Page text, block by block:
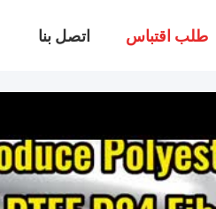
اتصل بنا طلب اقتباس